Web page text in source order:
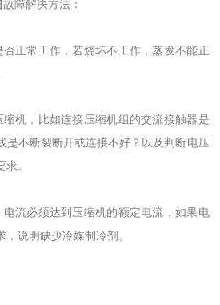
故障解决方法：
正常工作，若烧坏不工作，蒸发不能正
机，比如连接压缩机组的交流接触器是
是不断裂断开或连接不好？以及判断电压
。
流必须达到压缩机的额定电流，如果电
说明缺少冷媒制冷剂。